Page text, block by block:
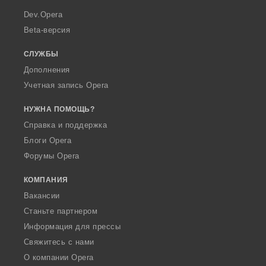
a
Dev.Opera
Beta-версия
СЛУЖБЫ
Дополнения
Учетная запись Opera
НУЖНА ПОМОЩЬ?
Справка и поддержка
Блоги Opera
Форумы Opera
КОМПАНИЯ
Вакансии
Станьте партнером
Информация для прессы
Свяжитесь с нами
О компании Opera